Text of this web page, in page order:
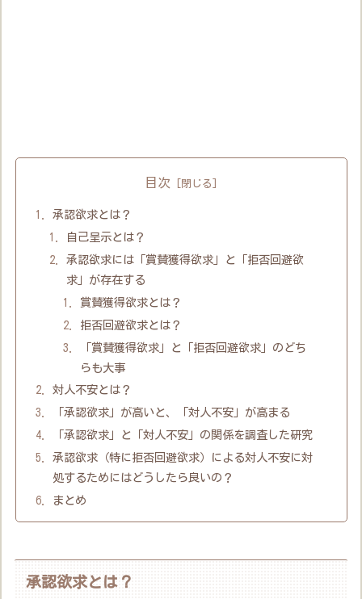
目次
承認欲求とは？
自己呈示とは？
承認欲求には「賞賛獲得欲求」と「拒否回避欲
求」が存在する
賞賛獲得欲求とは？
拒否回避欲求とは？
「賞賛獲得欲求」と「拒否回避欲求」のどち
らも大事
対人不安とは？
「承認欲求」が高いと、「対人不安」が高まる
「承認欲求」と「対人不安」の関係を調査した研究
承認欲求（特に拒否回避欲求）による対人不安に対
処するためにはどうしたら良いの？
まとめ
承認欲求とは？